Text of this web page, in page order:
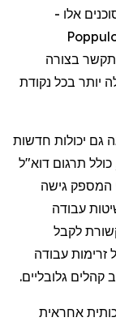
אלו -
בצורה
יותר בכל נקודת
גם יכולות חדשות
כולל תרגום דוא"ל
המספק גישה
עבודה
לקבל
זרימות עבודה
קהלים גלובליים.
אחראית